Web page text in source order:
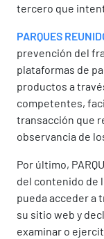
tercero que
PARQUES
prevención del
plataformas de
productos a
competentes,
transacción que
observancia de
Por último,
del contenido de
pueda acceder a
su sitio web y
examinar o